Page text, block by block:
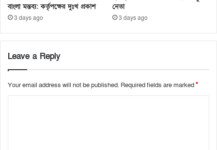
বাংলা মন্তব্য: কর্তৃপক্ষের দুঃখ প্রকাশ
3 days ago
নেতা
3 days ago
Leave a Reply
Your email address will not be published. Required fields are marked*